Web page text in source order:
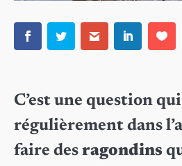
C’est une question
régulièrement dans
faire des ragondins